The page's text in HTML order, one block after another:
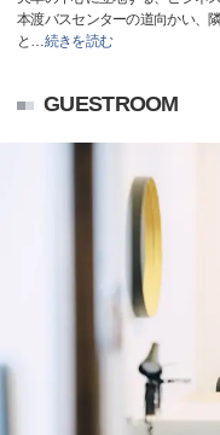
本渡バスセンターの道向かい、
と …続きを読む
GUESTROOM